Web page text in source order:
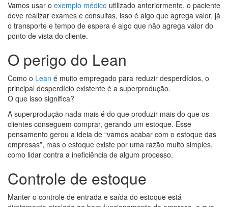
Vamos usar o exemplo médico utilizado anteriormente, o paciente
deve realizar exames e consultas, isso é algo que agrega valor, já
o transporte e tempo de espera é algo que não agrega valor do
ponto de vista do cliente.
O perigo do Lean
Como o Lean é muito empregado para reduzir desperdícios, o
principal desperdício existente é a superprodução.
O que isso significa?
A superprodução nada mais é do que produzir mais do que os
clientes conseguem comprar, gerando um estoque. Esse
pensamento gerou a ideia de “vamos acabar com o estoque das
empresas”, mas o estoque existe por uma razão muito simples,
como lidar contra a ineficiência de algum processo.
Controle de estoque
Manter o controle de entrada e saída do estoque está